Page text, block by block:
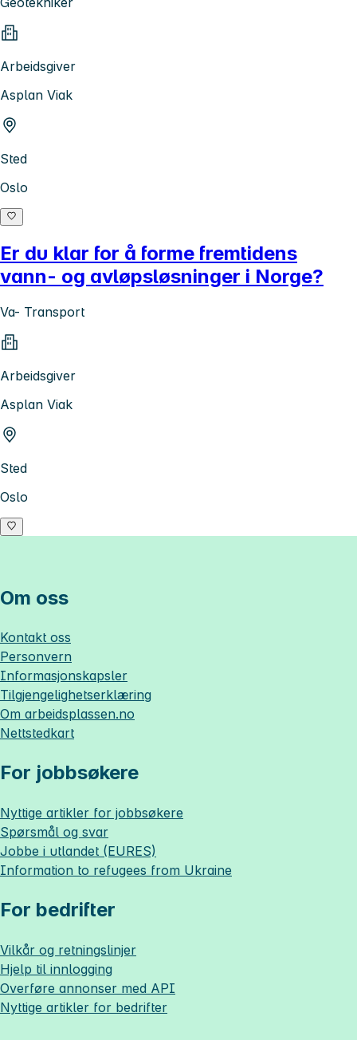
Arbeidsgiver
Asplan Viak
Sted
Oslo
Er du klar for å forme fremtidens
vann- og avløpsløsninger i Norge?
Va- Transport
Arbeidsgiver
Asplan Viak
Sted
Oslo
Om oss
Kontakt oss
Personvern
Informasjonskapsler
Tilgjengelighetserklæring
Om arbeidsplassen.no
Nettstedkart
For jobbsøkere
Nyttige artikler for jobbsøkere
Spørsmål og svar
Jobbe i utlandet (EURES)
Information to refugees from Ukraine
For bedrifter
Vilkår og retningslinjer
Hjelp til innlogging
Overføre annonser med API
Nyttige artikler for bedrifter